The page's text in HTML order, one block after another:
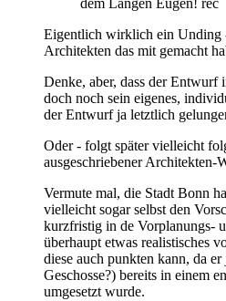
dem Langen Eugen! rec
Eigentlich wirklich ein Unding
Architekten das mit gemacht
Denke, aber, dass der Entwurf
doch noch sein eigenes,
der Entwurf ja letztlich
Oder - folgt später vielleicht
ausgeschriebener Architekten-
Vermute mal, die Stadt Bonn
vielleicht sogar selbst den
kurzfristig in de Vorplanungs-
überhaupt etwas realistisches
diese auch punkten kann, da
Geschosse?) bereits in einem
umgesetzt wurde.